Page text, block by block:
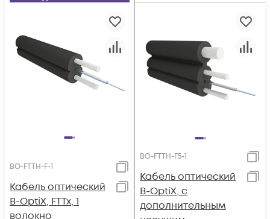
BO-FTTH-F-1
Кабель оптический
B-OptiX, FTTx, 1
волокно
BO-FTTH-F5-1
Кабель оптический
B-OptiX, с
дополнительным